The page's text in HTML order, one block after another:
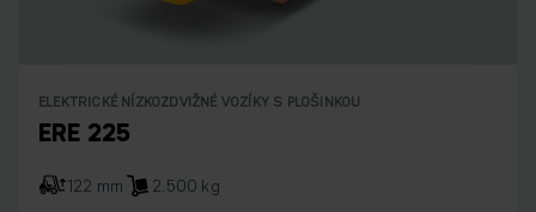
ELEKTRICKÉ NÍZKOZDVIŽNÉ VOZÍKY S PLOŠINKOU
ERE 225
122 mm
2.500 kg